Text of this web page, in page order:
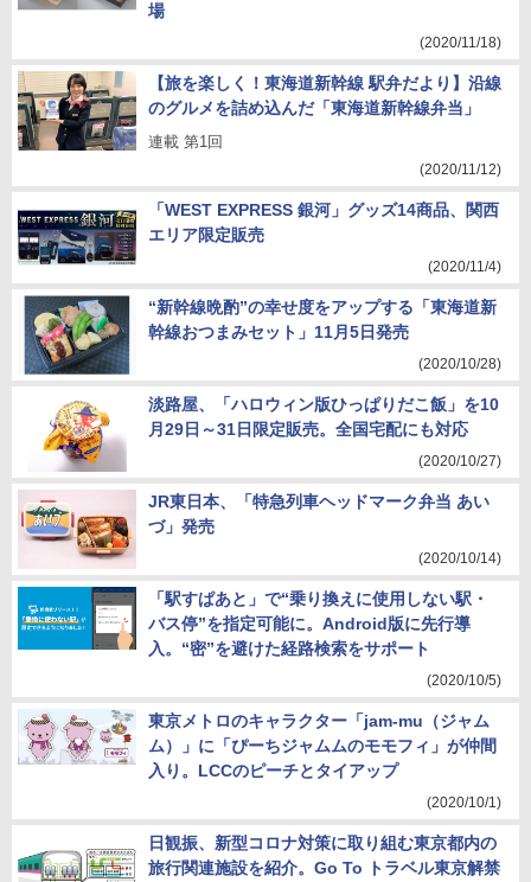
場
(2020/11/18)
【旅を楽しく！東海道新幹線 駅弁だより】沿線
のグルメを詰め込んだ「東海道新幹線弁当」
連載 第1回
(2020/11/12)
「WEST EXPRESS 銀河」グッズ14商品、関西
エリア限定販売
(2020/11/4)
“新幹線晩酌”の幸せ度をアップする「東海道新
幹線おつまみセット」11月5日発売
(2020/10/28)
淡路屋、「ハロウィン版ひっぱりだこ飯」を10
月29日～31日限定販売。全国宅配にも対応
(2020/10/27)
JR東日本、「特急列車ヘッドマーク弁当 あい
づ」発売
(2020/10/14)
「駅すぱあと」で“乗り換えに使用しない駅・
バス停”を指定可能に。Android版に先行導
入。“密”を避けた経路検索をサポート
(2020/10/5)
東京メトロのキャラクター「jam-mu（ジャム
ム）」に「ぴーちジャムムのモモフィ」が仲間
入り。LCCのピーチとタイアップ
(2020/10/1)
日観振、新型コロナ対策に取り組む東京都内の
旅行関連施設を紹介。Go To トラベル東京解禁